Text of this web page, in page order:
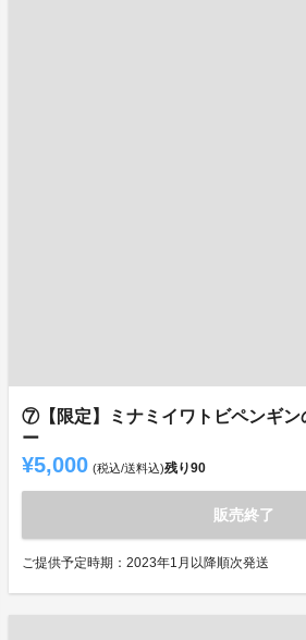
⑦【限定】ミナミイワトビペンギン
ー
¥5,000 (税込/送料込)残り90
販売終了
ご提供予定時期：2023年1月以降順次発送